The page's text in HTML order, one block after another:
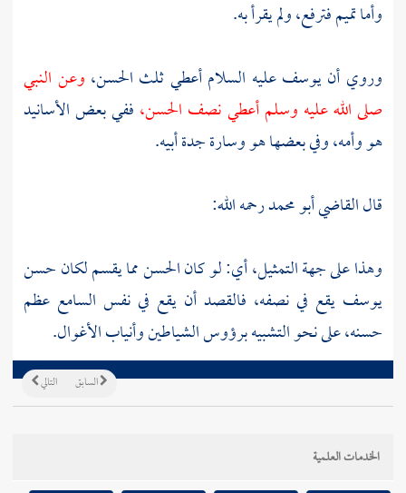
وأما تميم فترفع، ولم يقرأ به.
وروي أنيوسفعليه السلام أعطي ثلث الحسن، وعن النبي
صلى الله عليه وسلم أعطي نصف الحسن، ففي بعض الأسانيد
هو وأمه، وفي بعضها هووسارةجدة أبيه.
قالالقاضي أبو محمدرحمه الله:
وهذا على جهة التمثيل، أي: لو كان الحسن مما يقسم لكان حسن
يوسفيقع في نصفه، فالقصد أن يقع في نفس السامع عظم
حسنه، على نحو التشبيه برؤوس الشياطين وأنياب الأغوال.
التالي السابق
الخدمات العلمية